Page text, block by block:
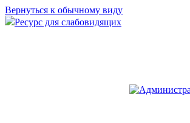
Вернуться к обычному виду
Ресурс для слабовидящих